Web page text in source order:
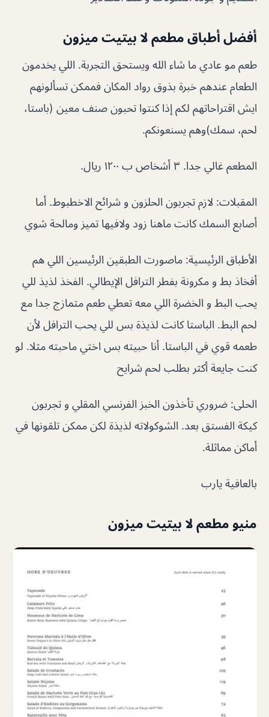
أفضل أطباق مطعم لا بيتيت ميزون
طعم مو عادي ما شاء الله ويستحق التجربة. اللي يخدمون
الطعام عندهم خبرة بذوق رواد المكان فممكن تسألونهم
ايش اقتراحاتهم لكم إذا كنتوا تحبون صنف معين (باستا،
لحم، سمك)وهم يسنعونكم.
المطعم غالي جدا. ٣ أشخاص ب ١٢٠٠ ريال.
المقبلات: لازم تجربون الحلزون و شرائح الاخطبوط. أما
أصابع السمك كانت ماهنا زود ولافيها تميز ومالحة شوي
الأطباق الرئيسية: ماصورت الطبقين الرئيسين اللي هم
أفخاذ بط و مكرونة بفطر الترافل الإيطالي. الفخذ لذيذ للي
يحب البط و الخضرة اللي معه تعطي طعم متمازج جدا مع
لحم البط. الباستا كانت لذيذة بس للي يحب الترافل لأن
طعمه قوي في الباستا. أنا حبيته بس اختي ماحبته مثلا. لو
كنت جايعة أكثر بطلب لحم شرايح
الحلى: ضروري تأخذون الخبز الفرنسي المقلي و تجربون
كيكة الفستق بعد. الشوكولاته لذيذة لكن ممكن تلقونها في
أماكن مماثلة.
بالعافية يارب
منيو مطعم لا بيتيت ميزون